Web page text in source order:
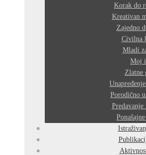
Korak do
Kreativan
Zajedno
Civilna
Mladi
Moj
Zlatne
Porodično